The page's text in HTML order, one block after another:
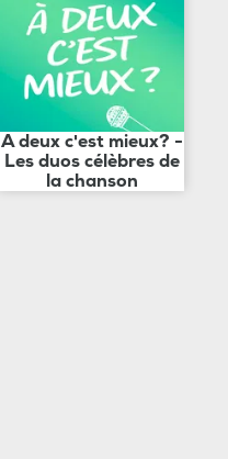
A deux c'est mieux? -
Les duos célèbres de
la chanson